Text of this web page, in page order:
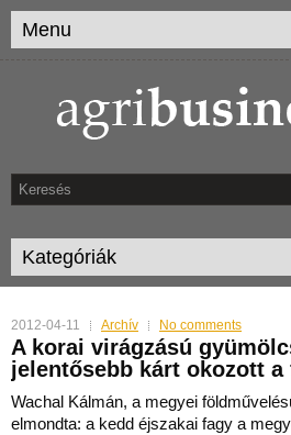
2012-04-11 Archív No comments
A korai virágzású
jelentősebb kárt okozott a
Wachal Kálmán, a megyei
elmondta: a kedd éjszakai fagy a